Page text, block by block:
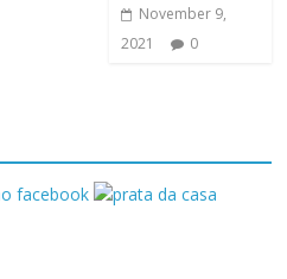
November 9,
2021
0